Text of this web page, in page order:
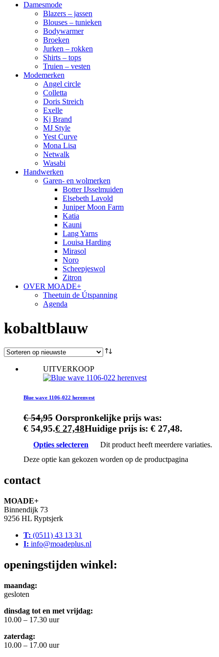
Damesmode
Blazers – jassen
Blouses – tunieken
Bodywarmer
Broeken
Jurken – rokken
Shirts – tops
Truien – vesten
Modemerken
Angel circle
Colletta
Doris Streich
Exelle
Kj Brand
MJ Style
Yest Curve
Mona Lisa
Netwalk
Wasabi
Handwerken
Garen- en wolmerken
Botter IJsselmuiden
Elsebeth Lavold
Juniper Moon Farm
Katia
Kauni
Lang Yarns
Louisa Harding
Mirasol
Noro
Scheepjeswol
Zitron
OVER MOADE+
Theetuin de Útspanning
Agenda
kobaltblauw
UITVERKOOP
Blue wave 1106-022 herenvest
€54,95 Oorspronkelijke prijs was:
€ 54,95.€ 27,48Huidige prijs is: € 27,48.
Opties selecteren
Dit product heeft meerdere variaties.
Deze optie kan gekozen worden op de productpagina
contact
MOADE+
Binnendijk 73
9256 HL Ryptsjerk
T: (0511) 43 13 31
I: info@moadeplus.nl
openingstijden winkel:
maandag:
gesloten
dinsdag tot en met vrijdag:
10.00 – 17.30 uur
zaterdag:
10.00 – 17.00 uur